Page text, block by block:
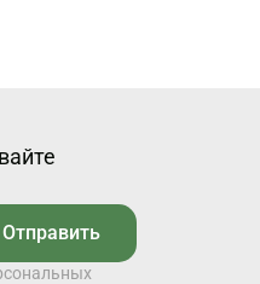
Отправить